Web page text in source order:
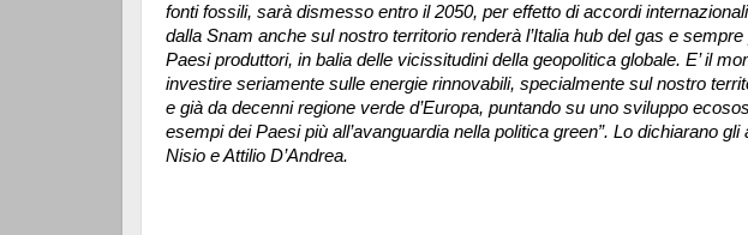
fonti fossili, sarà dismesso entro il 2050, per effetto di accordi
dalla Snam anche sul nostro territorio renderà l’Italia hub del gas e
Paesi produttori, in balia delle vicissitudini della geopolitica globale. E’ il
investire seriamente sulle energie rinnovabili, specialmente sul nostro
e già da decenni regione verde d’Europa, puntando su uno sviluppo
esempi dei Paesi più all’avanguardia nella politica green”. Lo dichiarano
Nisio e Attilio D’Andrea.